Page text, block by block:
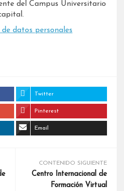
del Campus Universitario
datos personales
Twitter
Pinterest
Email
CONTENIDO SIGUIENTE
Centro Internacional de
Formación Virtual